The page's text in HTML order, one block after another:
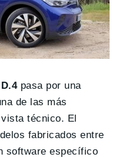
pasa por una
de las más
técnico. El
fabricados entre
software específico